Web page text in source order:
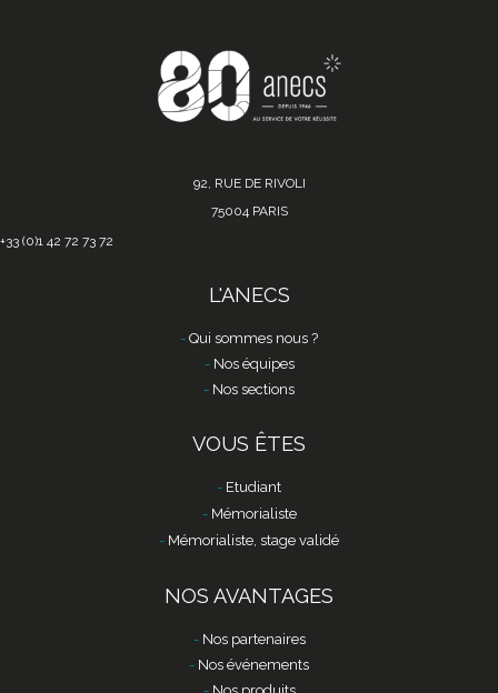
92, RUE DE RIVOLI
75004 PARIS
+33 (0)1 42 72 73 72
L'ANECS
Qui sommes nous ?
Nos équipes
Nos sections
VOUS ÊTES
Etudiant
Mémorialiste
Mémorialiste, stage validé
NOS AVANTAGES
Nos partenaires
Nos événements